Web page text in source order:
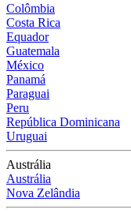
Colômbia
Costa Rica
Equador
Guatemala
México
Panamá
Paraguai
Peru
República Dominicana
Uruguai
Austrália
Austrália
Nova Zelândia